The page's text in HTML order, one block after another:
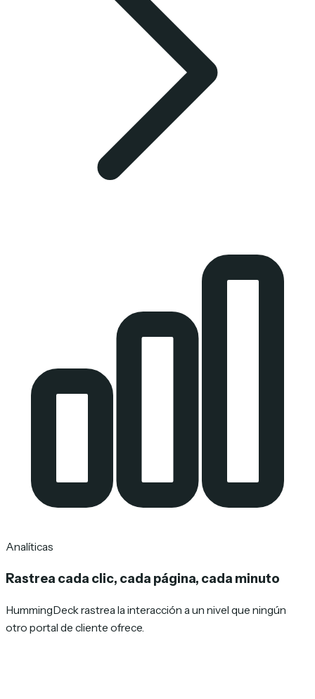
Analíticas
Rastrea cada clic, cada página, cada minuto
HummingDeck rastrea la interacción a un nivel que ningún
otro portal de cliente ofrece.